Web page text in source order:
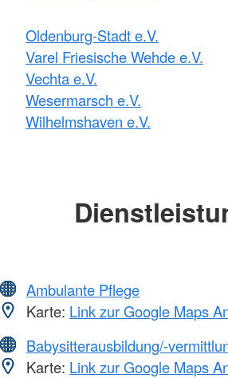
Oldenburg-Stadt e.V.
Varel Friesische Wehde e.V.
Vechta e.V.
Wesermarsch e.V.
Wilhelmshaven e.V.
Ambulante Pflege
Karte: Link zur Google Maps
Babysitterausbildung/-
Karte: Link zur Google Maps